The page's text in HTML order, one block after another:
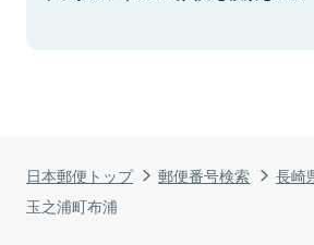
日本郵便トップ 郵便番号検索 長崎
玉之浦町布浦